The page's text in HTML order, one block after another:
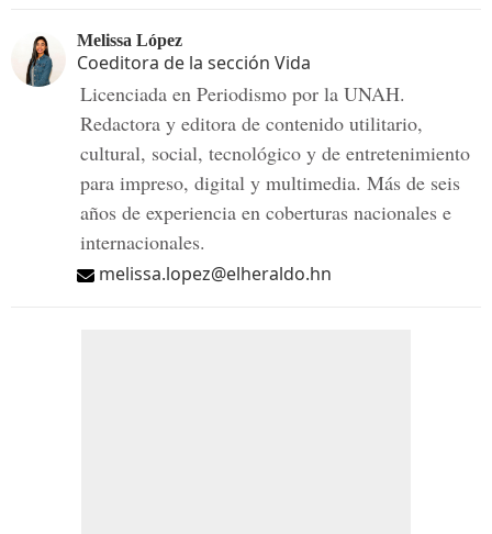
Melissa López
Coeditora de la sección Vida
Licenciada en Periodismo por la UNAH.
Redactora y editora de contenido utilitario,
cultural, social, tecnológico y de entretenimiento
para impreso, digital y multimedia. Más de seis
años de experiencia en coberturas nacionales e
internacionales.
melissa.lopez@elheraldo.hn